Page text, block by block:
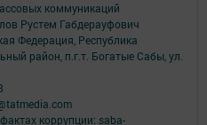
коммуникаций
Рустем Габдерауфович
Федерация, Республика
район, п.г.т. Богатые Сабы, ул.
коррупции: saba-